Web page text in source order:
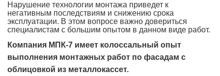
Нарушение технологии монтажа приведет к
негативным последствиям и снижению срока
эксплуатации. В этом вопросе важно довериться
специалистам с большим опытом в данном виде работ.
Компания МПК-7 имеет колоссальный опыт
выполнения монтажных работ по фасадам с
облицовкой из металлокассет.